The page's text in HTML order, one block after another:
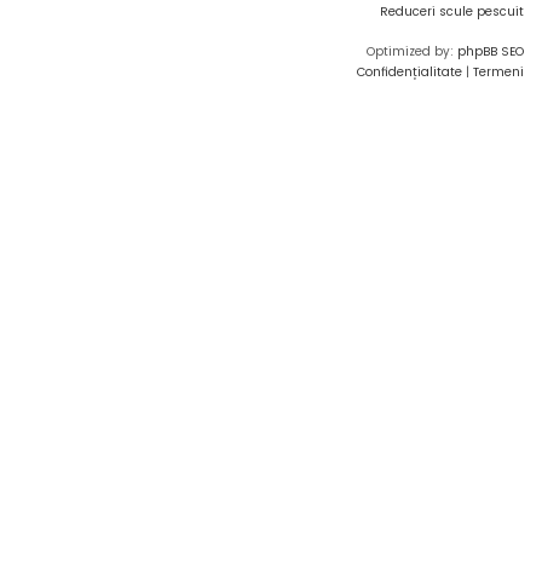
Reduceri scule pescuit
Optimized by: phpBB SEO
Confidențialitate | Termeni